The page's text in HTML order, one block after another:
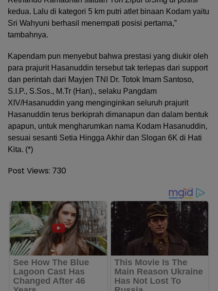
kedua. Lalu di kategori 5 km putri atlet binaan Kodam yaitu
Sri Wahyuni berhasil menempati posisi pertama,”
tambahnya.
Kapendam pun menyebut bahwa prestasi yang diukir oleh
para prajurit Hasanuddin tersebut tak terlepas dari support
dan perintah dari Mayjen TNI Dr. Totok Imam Santoso,
S.I.P., S.Sos., M.Tr (Han)., selaku Pangdam
XIV/Hasanuddin yang menginginkan seluruh prajurit
Hasanuddin terus berkiprah dimanapun dan dalam bentuk
apapun, untuk mengharumkan nama Kodam Hasanuddin,
sesuai sesanti Setia Hingga Akhir dan Slogan 6K di Hati
Kita. (*)
Post Views: 730